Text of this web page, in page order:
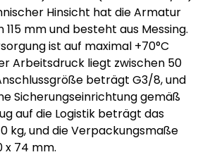
Hinsicht hat die Armatur
115 mm und besteht aus Messing.
ist auf maximal +70°C
Arbeitsdruck liegt zwischen 50
beträgt G3/8, und
Sicherungseinrichtung gemäß
auf die Logistik beträgt das
kg, und die Verpackungsmaße
x 74 mm.